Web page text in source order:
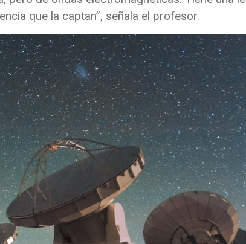
que la captan”, señala el profesor.